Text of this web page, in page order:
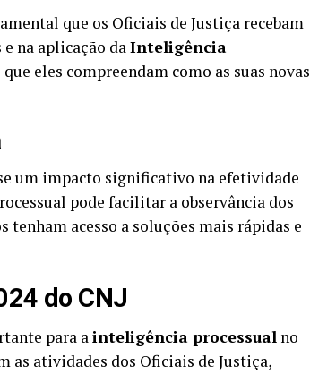
que os Oficiais de Justiça recebam
na aplicação daInteligência
eles compreendam como as suas novas
um impacto significativo na efetividade
pode facilitar a observância dos
acesso a soluções mais rápidas e
do CNJ
para ainteligência processual no
as atividades dos Oficiais de Justiça,